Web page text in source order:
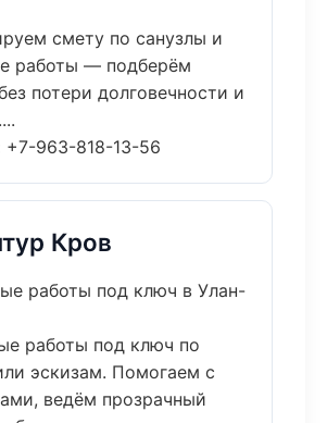
смету по санузлы и
работы — подберём
потери долговечности и
+7-963-818-13-56
Кров
работы под ключ в Улан-
работы под ключ по
эскизам. Помогаем с
ведём прозрачный